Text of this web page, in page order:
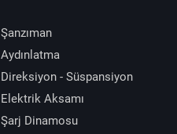
Şanzıman
Aydınlatma
Direksiyon - Süspansiyon
Elektrik Aksamı
Şarj Dinamosu